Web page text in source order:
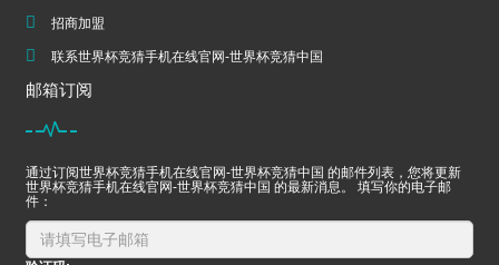
招商加盟
联系世界杯竞猜手机在线官网-世界杯竞猜中国
邮箱订阅
通过订阅世界杯竞猜手机在线官网-世界杯竞猜中国 的邮件列表，您将更新
世界杯竞猜手机在线官网-世界杯竞猜中国 的最新消息。 填写你的电子邮
件：